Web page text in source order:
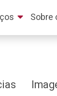
Sobre